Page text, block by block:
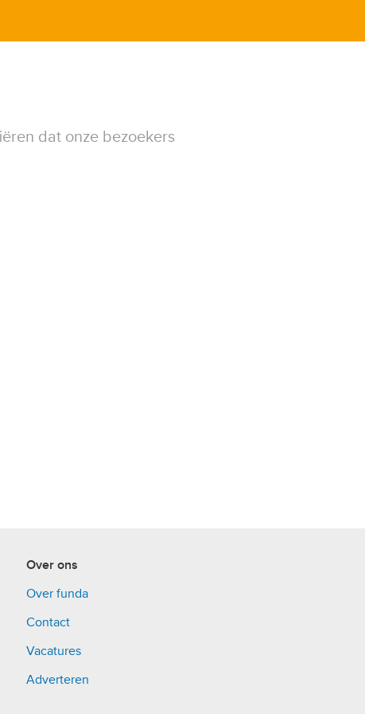
dat onze bezoekers
Over ons
Over funda
Contact
Vacatures
Adverteren